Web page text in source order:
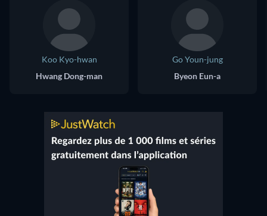
Koo Kyo-hwan
Hwang Dong-man
Go Youn-jung
Byeon Eun-a